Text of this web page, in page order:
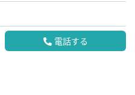
電話する